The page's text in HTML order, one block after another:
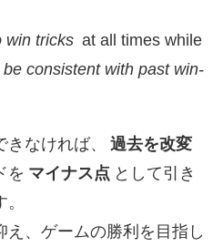
win tricks at all times while
be consistent with past win-
なければ、
過去を改変
を マイナス点 として引き
、ゲームの勝利を目指し